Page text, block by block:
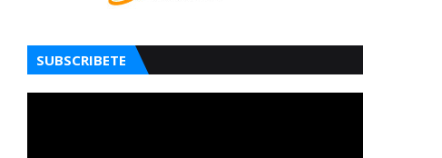
SUBSCRIBETE